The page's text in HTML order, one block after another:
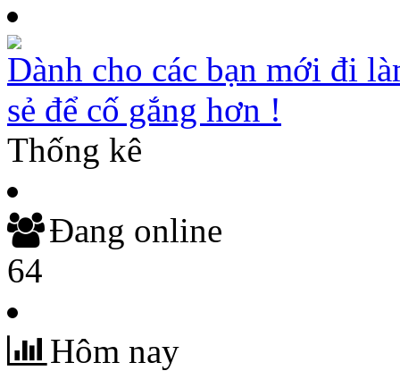
Dành cho các bạn mới đi
sẻ để cố gắng hơn !
Thống kê
Đang online
64
Hôm nay